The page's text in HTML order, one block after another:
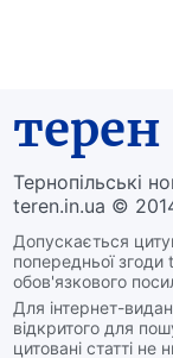
терен
Тернопільські
teren.in.ua ©
Допускається
попередньої
обов'язкового
Для інтернет-
відкритого для
цитовані статті не